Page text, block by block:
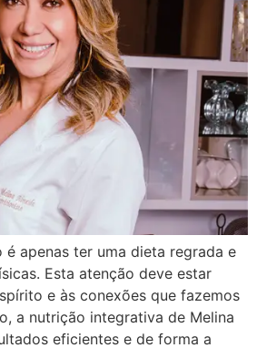
apenas ter uma dieta regrada e
Esta atenção deve estar
e às conexões que fazemos
a nutrição integrativa de Melina
eficientes e de forma a